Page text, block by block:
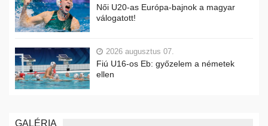
Női U20-as Európa-bajnok a magyar
válogatott!
2026 augusztus 07.
Fiú U16-os Eb: győzelem a németek
ellen
GALÉRIA